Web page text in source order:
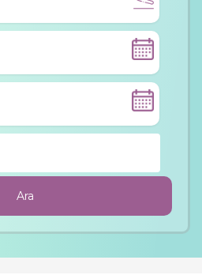
Ara